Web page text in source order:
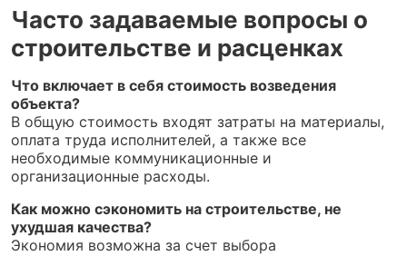
Часто задаваемые вопросы о
строительстве и расценках
Что включает в себя стоимость возведения
объекта?
В общую стоимость входят затраты на материалы,
оплата труда исполнителей, а также все
необходимые коммуникационные и
организационные расходы.
Как можно сэкономить на строительстве, не
ухудшая качества?
Экономия возможна за счет выбора